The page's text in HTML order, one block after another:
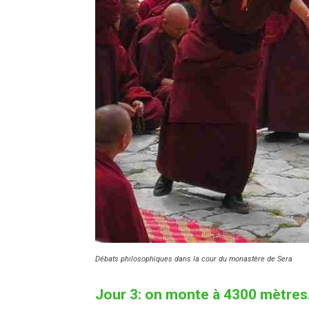
Débats philosophiques dans la cour du monastère de Sera
Jour 3: on monte à 4300